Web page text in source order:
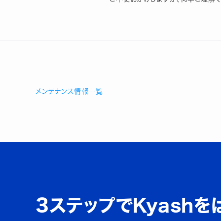
メンテナンス情報一覧
3ステップでKyashを